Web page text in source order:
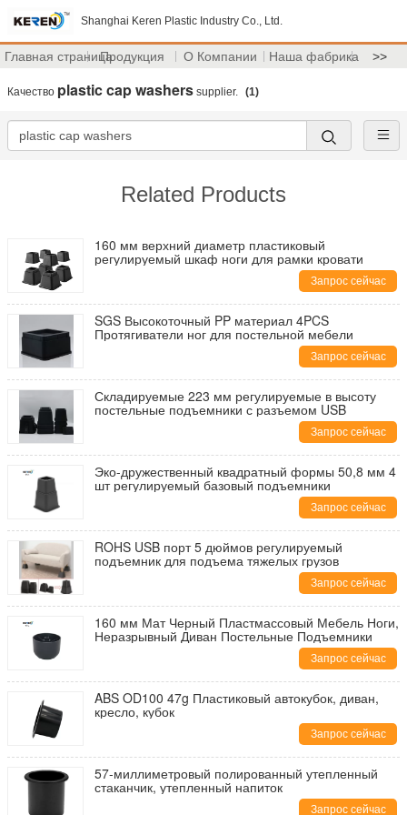
Shanghai Keren Plastic Industry Co., Ltd.
Главная страницаПродукция О Компании Наша фабрика >>
Качество plastic cap washers supplier. (1)
Related Products
160 мм верхний диаметр пластиковый
регулируемый шкаф ноги для рамки кровати
Запрос сейчас
SGS Высокоточный PP материал 4PCS
Протягиватели ног для постельной мебели
Запрос сейчас
Складируемые 223 мм регулируемые в высоту
постельные подъемники с разъемом USB
Запрос сейчас
Эко-дружественный квадратный формы 50,8 мм 4
шт регулируемый базовый подъемники
Запрос сейчас
ROHS USB порт 5 дюймов регулируемый
подъемник для подъема тяжелых грузов
Запрос сейчас
160 мм Мат Черный Пластмассовый Мебель Ноги,
Неразрывный Диван Постельные Подъемники
Запрос сейчас
ABS OD100 47g Пластиковый автокубок, диван,
кресло, кубок
Запрос сейчас
57-миллиметровый полированный утепленный
стаканчик, утепленный напиток
Запрос сейчас